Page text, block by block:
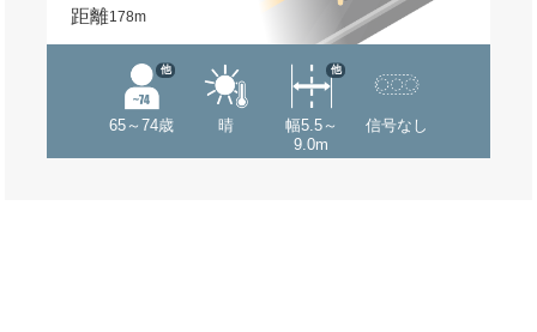
距離178m
65～74歳
他
晴
幅5.5～
9.0m
他
信号なし